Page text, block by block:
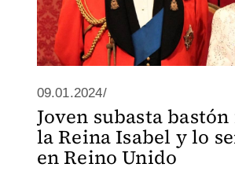
09.01.2024/
Joven subasta
la Reina Isabel y lo
en Reino Unido